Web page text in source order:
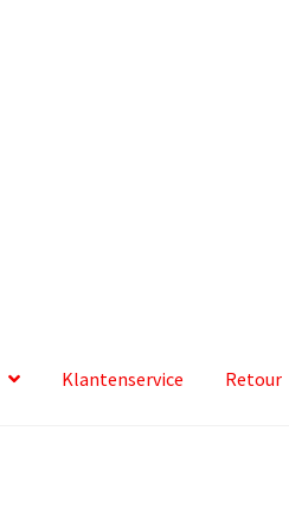
Klantenservice Retour